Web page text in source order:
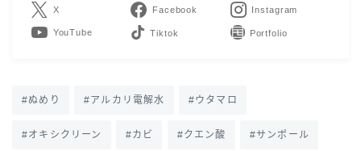
X Facebook Instagram
YouTube LINE Contact
ぬめり アルカリ電解水 ウタマロ
オキシクリーン カビ クエン酸 サンポール